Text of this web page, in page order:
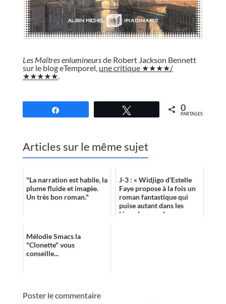
Les Maîtres enlumineursde Robert Jackson Bennett
sur le blog eTemporel, une critique ★★★★/
★★★★★.
0
PARTAGES
Articles sur le même sujet
"La narration est habile, la
plume fluide et imagée.
Un très bon roman."
J-3 : « Widjigo d’Estelle
Faye propose à la fois un
roman fantastique qui
puise autant dans les
légendes que dans
Mélodie Smacs la
"Clonette" vous
conseille...
Poster le commentaire